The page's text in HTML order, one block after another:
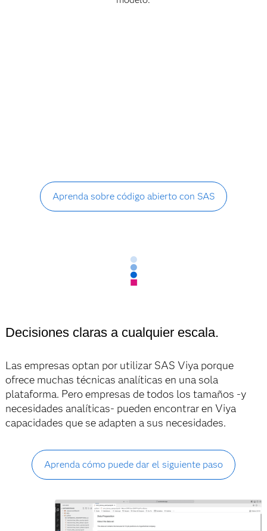
Aprenda sobre código abierto con SAS
Decisiones claras a cualquier escala.
Las empresas optan por utilizar SAS Viya porque
ofrece muchas técnicas analíticas en una sola
plataforma. Pero empresas de todos los tamaños -y
necesidades analíticas- pueden encontrar en Viya
capacidades que se adapten a sus necesidades.
Aprenda cómo puede dar el siguiente paso